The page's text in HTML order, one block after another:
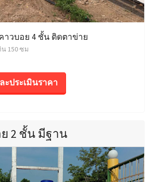
คาวบอย 4 ชั้น ติดตาข่าย
150 ซม
ะประเมินราคา
2 ชั้น มีฐาน